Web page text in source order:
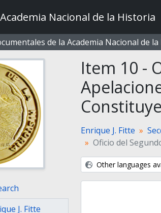
Nacional de la Historia
de la Academia Nacional de
J. Fitte
Item 10 -
Enrique J. Fitte
Oficio del
Other languages